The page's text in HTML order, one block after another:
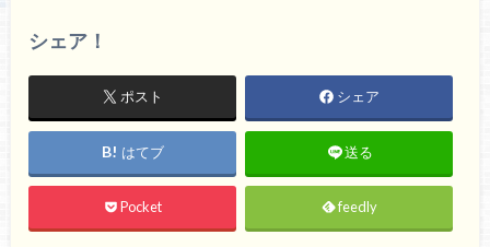
シェア！
ポスト シェア
はてブ 送る
Pocket feedly